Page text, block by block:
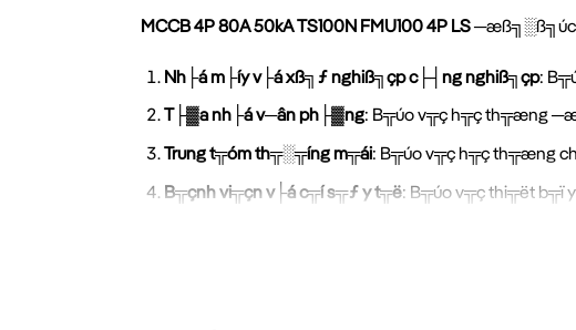
MCCB 4P 80A 50kA TS100N FMU100 4P LS─æß╗░ß╗úc
Nh├á m├íy v├á xß╗ƒ nghiß╗çp c├┤ng nghiß╗çp:
T├▓a nh├á v─ân ph├▓ng: B╦úo v╦ç h╦ç th╦æng
Trung t╦óm th╦░╦íng m╦ái: B╦úo v╦ç h╦ç th╦æng
B╦çnh vi╦çn v├á c╦í s╦ƒ y t╦ë: B╦úo v╦ç thi╦ët b╦ï
: B╦úo v╦ç h╦ç th╦æng